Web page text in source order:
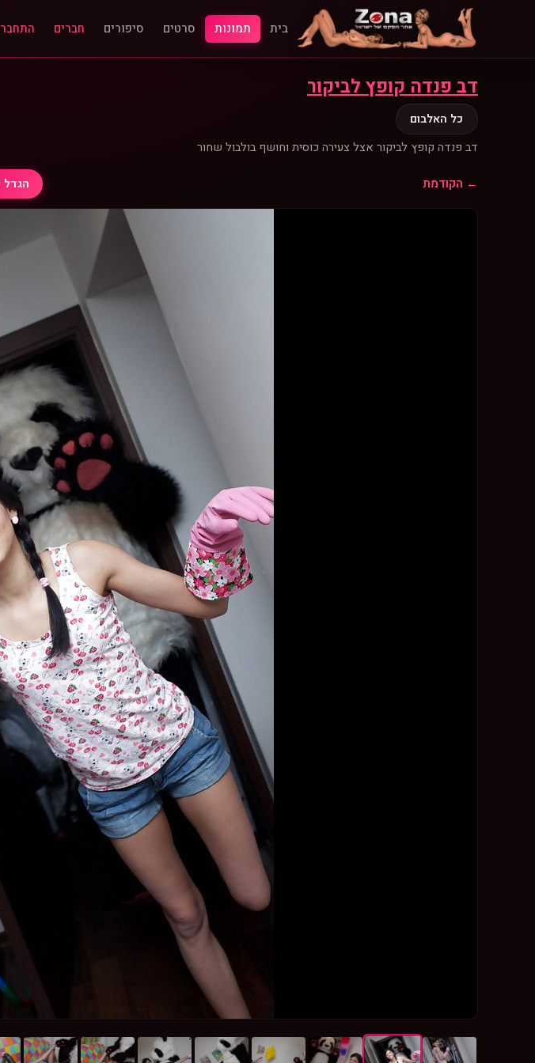
בית תמונות סרטים סיפורים חברים
דב פנדה קופץ לביקור
כל האלבום
דב פנדה קופץ לביקור אצל צעירה כוסית וחושף בולבול שחור
← הקודמת